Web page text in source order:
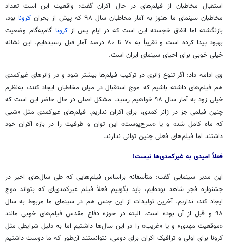
استقبال مخاطبان از فیلم‌های در حال اکران گفت: واقعیت این است تعداد
مخاطبان سینمای ما هنوز به آمار مخاطبان سال ۹۸ که پیش از بحران
کرونا بود،
بازنگشته اما اتفاق خجسته این است که در ایام پس از کرونا گام‌به‌گام وضعیت
بهبود پیدا کرده است و تقریباً به ۷۰ تا ۸۰ درصد آمار قبل رسیده‌ایم. این نشانه
خیلی خوبی برای احیای سینمای ایران است.
وی ادامه داد: اگر تنوع ژانری در ترکیب فیلم‌ها بیشتر شود و در ژانرهای غیرکمدی
هم فیلم‌های داشته باشیم که موج استقبال در میان مخاطبان ایجاد کنند، به‌نظرم
خیلی زود به آمار سال ۹۸ خواهیم رسید. مشکل اصلی در حال حاضر این است که
چنین فیلمی جز در ژانر کمدی، برای اکران نداریم. فیلم‌های غیرکمدی مثل «شبی
که ماه کامل شد» و یا «سرخ‌پوست» این توان و ظرفیت را در بازه اکران خود
داشتند اما فیلم‌های فعلی چنین توانی ندارند.
فعلاً امیدی به غیرکمدی‌ها نیست!
این مدیر سینمایی گفت: متأسفانه براساس فیلم‌هایی که طی سال‌های اخیر در
جشنواره فجر شاهد بوده‌ایم، باید بگوییم فعلاً فیلم غیرکمدی‌ای که بتواند موج
ایجاد کند، نداریم. آخرین تولیدات از این جنس هم در سینمای ما مربوط به سال
۹۸ و قبل از آن بوده است. البته در حوزه دفاع مقدس فیلم‌های خوبی مانند
«موقعیت مهدی» و یا «غریب» را در این سال‌ها داشتیم اما به دلیل شرایطی مثل
کرونا برای اولی و ترافیک اکران برای دومی، نتوانستند آن‌طور که ما دوست داشتیم